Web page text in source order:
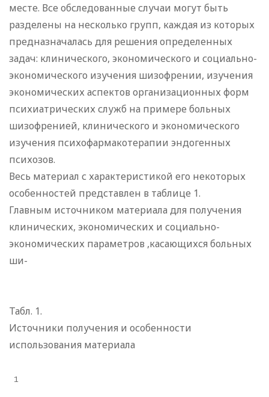
месте. Все обследованные случаи могут быть
разделены на несколько групп, каждая из которых
предназначалась для решения определенных
задач: клинического, экономического и социально-
экономического изучения шизофрении, изучения
экономических аспектов организационных форм
психиатрических служб на примере больных
шизофренией, клинического и экономического
изучения психофармакотерапии эндогенных
психозов.
Весь материал с характеристикой его некоторых
особенностей представлен в таблице 1.
Главным источником материала для получения
клинических, экономических и социально-
экономических параметров ,касающихся больных
ши-
Табл. 1.
Источники получения и особенности
использования материала
1